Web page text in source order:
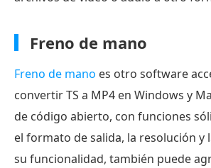
Freno de mano
Freno de mano es otro software
convertir TS a MP4 en Windows y
de código abierto, con funciones
el formato de salida, la resolución y
su funcionalidad, también puede